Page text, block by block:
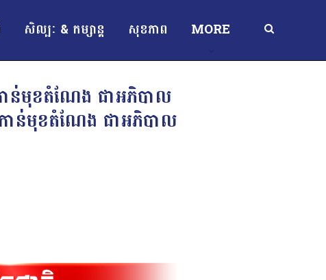
សិល្បៈ & កម្សាន្ត សុខភាព MORE
ាន់មុខតំណែង ជាអភិបាល
ាន់មុខតំណែង ជាអភិបាល